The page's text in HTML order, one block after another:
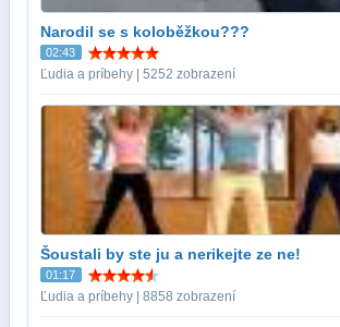
Narodil se s koloběžkou???
02:43
Ľudia a príbehy | 5252 zobrazení
Šoustali by ste ju a nerikejte ze ne!
01:17
Ľudia a príbehy | 8858 zobrazení